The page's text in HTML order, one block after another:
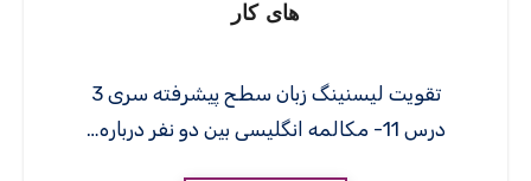
های کار
تقویت لیسنینگ زبان سطح پیشرفته سری 3
درس 11- مکالمه انگلیسی بین دو نفر درباره…